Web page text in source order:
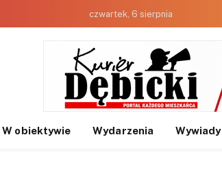
czwartek, 6 sierpnia
W obiektywie Wydarzenia Wywiady